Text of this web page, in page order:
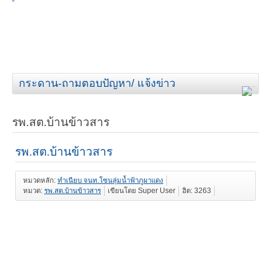
กระดาน-ถามตอบปัญหา/ แจ้งข่าว
รพ.สต.บ้านข้าวสาร
รพ.สต.บ้านข้าวสาร
หมวดหลัก: ทำเนียบ จนท.โซนลุ่มน้ำฟ้าภูผาแดง
หมวด: รพ.สต.บ้านข้าวสาร เขียนโดย Super User ฮิต: 3263